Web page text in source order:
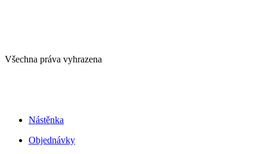
Všechna práva vyhrazena
Nástěnka
Objednávky